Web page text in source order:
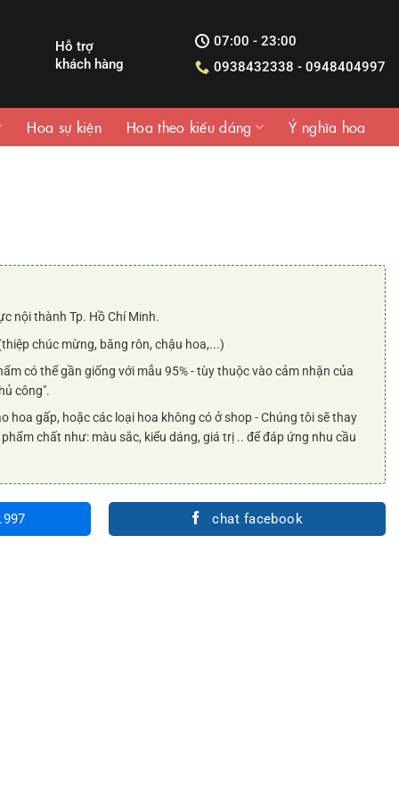
Hỗ trợ
khách hàng
07:00 - 23:00
0938432338 - 0948404997
Hoa sự kiện Hoa theo kiểu dáng Ý nghĩa hoa
nội thành Tp. Hồ Chí Minh.
chúc mừng, băng rôn, chậu hoa,...)
có thể gần giống với mẫu 95% - tùy thuộc vào cảm nhận của
công".
hoa gấp, hoặc các loại hoa không có ở shop - Chúng tôi sẽ thay
chất như: màu sắc, kiểu dáng, giá trị .. để đáp ứng nhu cầu
chat facebook